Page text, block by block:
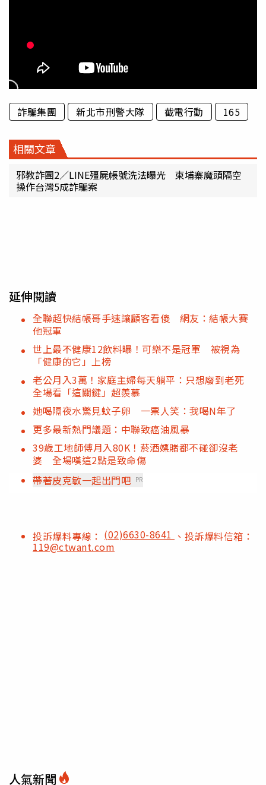
詐騙集團 新北市刑警大隊 截電行動 165
相關文章
邪教詐團2／LINE殭屍帳號洗法曝光 柬埔寨魔頭隔空
操作台灣5成詐騙案
延伸閱讀
全聯超快結帳哥手速讓顧客看傻 網友：結帳大賽
他冠軍
世上最不健康12飲料曝！可樂不是冠軍 被視為
「健康的它」上榜
老公月入3萬！家庭主婦每天躺平：只想廢到老死
全場看「這關鍵」超羨慕
她喝隔夜水驚見蚊子卵 一票人笑：我喝N年了
更多最新熱門議題：中聯致癌油風暴
39歲工地師傅月入80K！菸酒嫖賭都不碰卻沒老
婆 全場嘆這2點是致命傷
帶著皮克敏一起出門吧 PR
投訴爆料專線： (02)6630-8641 、投訴爆料信箱：
119@ctwant.com
人氣新聞